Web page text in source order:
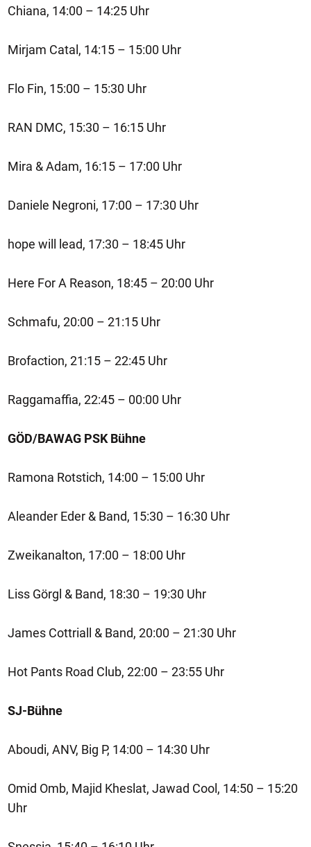
Chiana, 14:00 – 14:25 Uhr
Mirjam Catal, 14:15 – 15:00 Uhr
Flo Fin, 15:00 – 15:30 Uhr
RAN DMC, 15:30 – 16:15 Uhr
Mira & Adam, 16:15 – 17:00 Uhr
Daniele Negroni, 17:00 – 17:30 Uhr
hope will lead, 17:30 – 18:45 Uhr
Here For A Reason, 18:45 – 20:00 Uhr
Schmafu, 20:00 – 21:15 Uhr
Brofaction, 21:15 – 22:45 Uhr
Raggamaffia, 22:45 – 00:00 Uhr
GÖD/BAWAG PSK Bühne
Ramona Rotstich, 14:00 – 15:00 Uhr
Aleander Eder & Band, 15:30 – 16:30 Uhr
Zweikanalton, 17:00 – 18:00 Uhr
Liss Görgl & Band, 18:30 – 19:30 Uhr
James Cottriall & Band, 20:00 – 21:30 Uhr
Hot Pants Road Club, 22:00 – 23:55 Uhr
SJ-Bühne
Aboudi, ANV, Big P, 14:00 – 14:30 Uhr
Omid Omb, Majid Kheslat, Jawad Cool, 14:50 – 15:20
Uhr